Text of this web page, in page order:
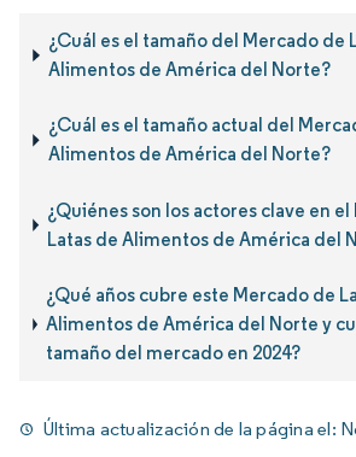
¿Cuál es el tamaño del Mercado de
Alimentos de América del Norte?
¿Cuál es el tamaño actual del
Alimentos de América del Norte?
¿Quiénes son los actores clave en
Latas de Alimentos de América del
¿Qué años cubre este Mercado de
Alimentos de América del Norte y
tamaño del mercado en 2024?
Última actualización de la página el: